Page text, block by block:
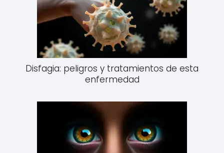
Disfagia: peligros y tratamientos de esta
enfermedad